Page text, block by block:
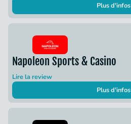
Plus d'infos
Napoleon Sports & Casino
Lire la review
Plus d'infos